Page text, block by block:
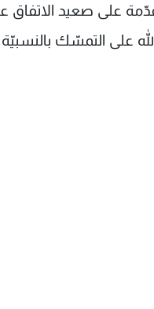
على صعيد الاتفاق
التمسّك بالنسبيّة